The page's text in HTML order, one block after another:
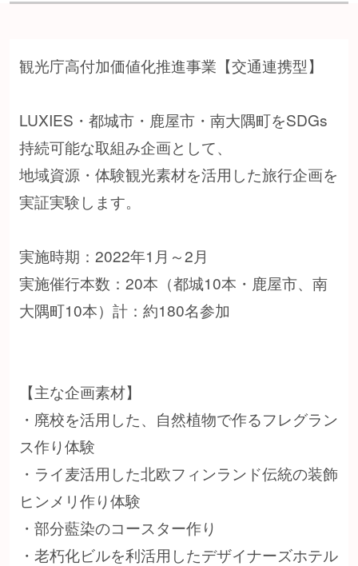
観光庁高付加価値化推進事業【交通連携型】
LUXIES・都城市・鹿屋市・南大隅町をSDGs
持続可能な取組み企画として、
地域資源・体験観光素材を活用した旅行企画を
実証実験します。
実施時期：2022年1月～2月
実施催行本数：20本（都城10本・鹿屋市、南
大隅町10本）計：約180名参加
【主な企画素材】
・廃校を活用した、自然植物で作るフレグラン
ス作り体験
・ライ麦活用した北欧フィンランド伝統の装飾
ヒンメリ作り体験
・部分藍染のコースター作り
・老朽化ビルを利活用したデザイナーズホテル